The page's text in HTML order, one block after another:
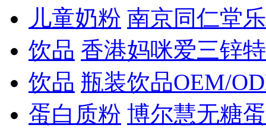
儿童奶粉 南京同仁堂
饮品 香港妈咪爱三锌
饮品 瓶装饮品OEM/
蛋白质粉 博尔慧无糖